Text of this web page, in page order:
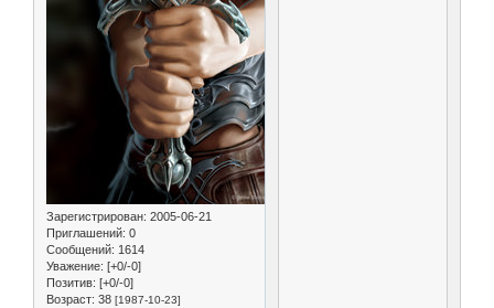
Зарегистрирован: 2005-06-21
Приглашений: 0
Сообщений: 1614
Уважение: [+0/-0]
Позитив: [+0/-0]
Возраст: 38 [1987-10-23]